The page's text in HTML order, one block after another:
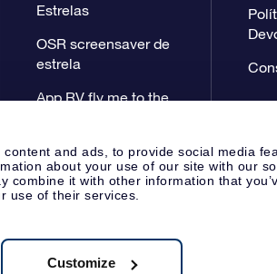
and ads, to provide social media
about your use of our site with our
combine it with other information that
use of their services.
Customize
Estrelas
OSR screensaver de
estrela
App RV fly me to the
Página